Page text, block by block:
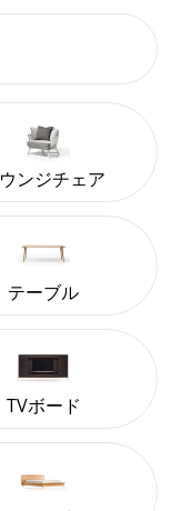
ンジチェア
テーブル
TVボード